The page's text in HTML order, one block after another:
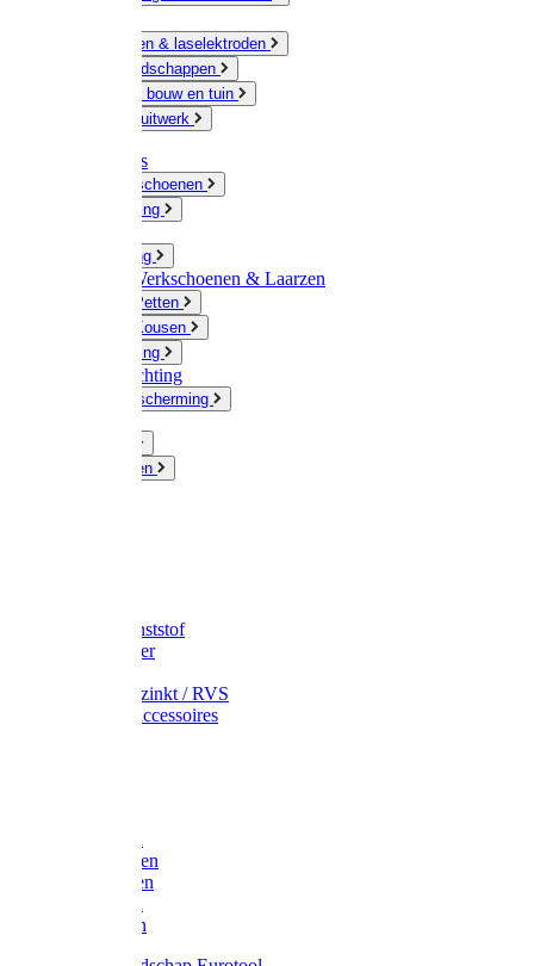
Slijpschijven & laselektroden
Handgereedschappen
IJzerwaren bouw en tuin
Hang en sluitwerk
Disposables
Werkhandschoenen
Regenkleding
Werkkleding
Wandel-/ Werkschoenen & Laarzen
Hoeden / Petten
Sokken / Kousen
Winterkleding
Winkelinrichting
Gelaatsbescherming
Knaagdieren
Emmer kunststof
Schepemmer
Emmer verzinkt / RVS
Regenton accessoires
Gazonharken
Asfaltharken
Hooiharken